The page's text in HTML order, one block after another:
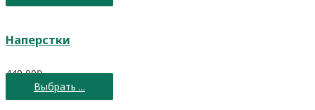
Наперстки
440,00₽
Выбрать ...